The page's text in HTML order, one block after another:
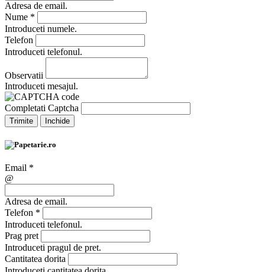
Adresa de email.
Nume *
Introduceti numele.
Telefon
Introduceti telefonul.
Observatii
Introduceti mesajul.
Completati Captcha
Trimite Inchide
Email *
@
Adresa de email.
Telefon *
Introduceti telefonul.
Prag pret
Introduceti pragul de pret.
Cantitatea dorita